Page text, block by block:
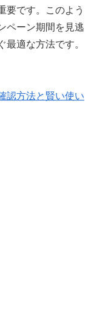
要です。このよう
ペーン期間を見逃
最適な方法です。
認方法と賢い使い